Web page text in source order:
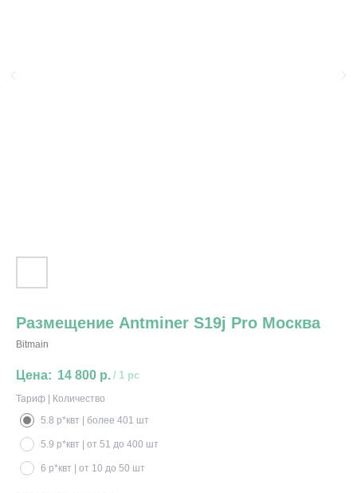
Размещение Antminer S19j Pro Москва
Bitmain
14 800 р. / 1 pc
Тариф | Количество
5.8 р*квт | более 401 шт
5.9 р*квт | от 51 до 400 шт
6 р*квт | от 10 до 50 шт